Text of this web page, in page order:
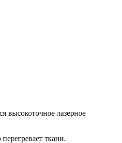
высокоточное лазерное
ткани.